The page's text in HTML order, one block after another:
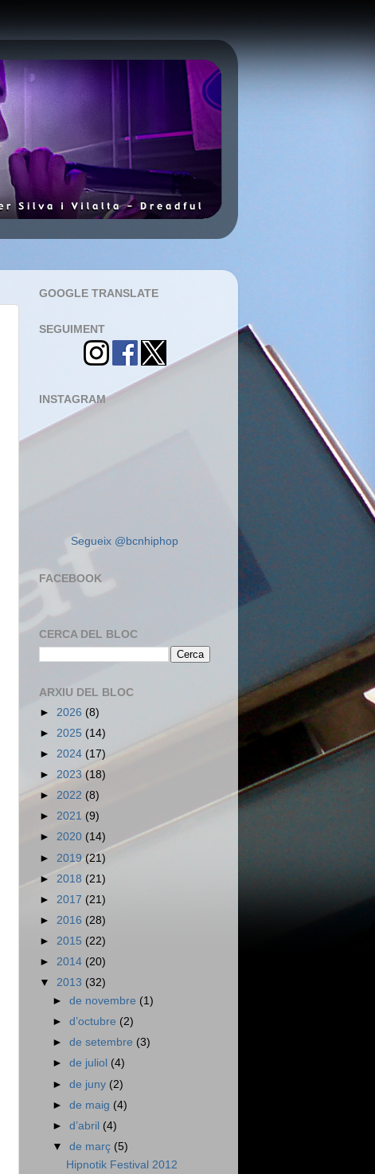
GOOGLE TRANSLATE
SEGUIMENT
INSTAGRAM
Segueix @bcnhiphop
FACEBOOK
CERCA DEL BLOC
ARXIU DEL BLOC
► 2026 (8)
► 2025 (14)
► 2024 (17)
► 2023 (18)
► 2022 (8)
► 2021 (9)
► 2020 (14)
► 2019(21)
► 2018 (21)
► 2017 (21)
► 2016 (28)
► 2015 (22)
► 2014 (20)
▼ 2013 (32)
►de novembre (1)
►d’octubre (2)
►de setembre (3)
►de juliol (4)
►de juny (2)
►de maig (4)
►d’abril (4)
▼de març (5)
Hipnotik Festival 2012